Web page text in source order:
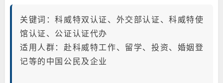
关键词：科威特双认证、外交部认证、科威特使
馆认证、公证认证代办
适用人群：赴科威特工作、留学、投资、婚姻登
记等的中国公民及企业